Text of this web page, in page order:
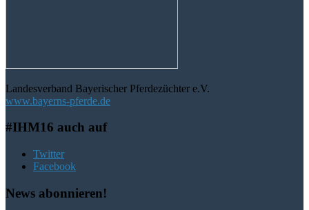
Landesverband Bayerischer Pferdezüchter e.V.
www.bayerns-pferde.de
#IHM16 auch auf
Twitter
Facebook
News abonnieren!